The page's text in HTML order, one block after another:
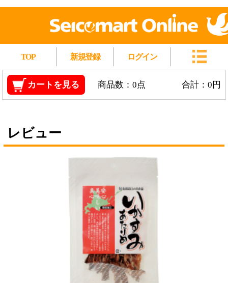
カートを見る 商品数：0点 合計：0円
レビュー
(レビュー総数：1)